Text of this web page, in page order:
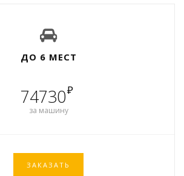
ДО 6 МЕСТ
74730₽
за машину
ЗАКАЗАТЬ